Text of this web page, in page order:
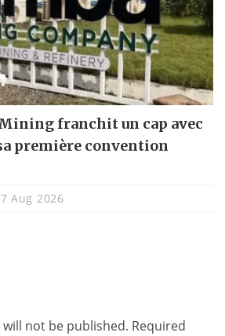
franchit un cap avec
première convention
Aug 2026
not be published. Required